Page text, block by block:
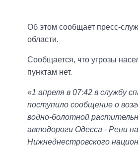
Об этом сообщает пресс-
области.
Сообщается, что угрозы
пунктам нет.
«1 апреля в 07:42 в службу
поступило сообщение о
водно-болотной
автодороги Одесса - Рени
Нижнеднестровского